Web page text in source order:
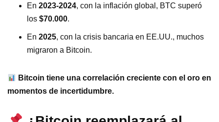
En 2023-2024, con la inflación global, BTC superó
los $70.000.
En 2025, con la crisis bancaria en EE.UU., muchos
migraron a Bitcoin.
Bitcoin tiene una correlación creciente con el oro en
momentos de incertidumbre.